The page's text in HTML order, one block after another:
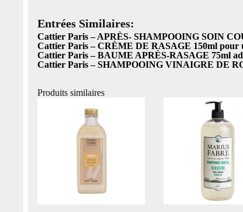
Entrées Similaires:
Cattier Paris – APRÈS- SHAMPOOING SOIN
Cattier Paris – CRÈME DE RASAGE 150ml pour
Cattier Paris – BAUME APRÈS-RASAGE 75ml
Cattier Paris – SHAMPOOING VINAIGRE DE
Produits similaires